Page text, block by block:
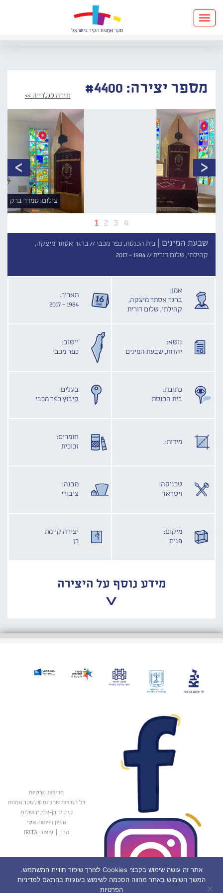
Toggle
navigation
מספר יצירה: #4400 חזרה לגלרייה >>
1 2 3 4
צילום: סמדר ברק
שבעת המינים | בית הכנסת, כפר מכבי //ברגר אסתר מיצקה,
קהילתי, שלום דורית //1984 - 2017
אמן:
ברגר אסתר מיצקה,
קהילתי, שלום דורית
תאריך:
1984 - 2017
נושא:
יהדות, שבעת המינים
יישוב:
כפר מכבי
כתובת:
בית הכנסת
בעלים:
קיבוץ כפר מכבי
מידות:
חומרים:
זכוכית
טכניקה:
ויטראז'
מבנה:
ציבורי
מיקום:
פנים
יצירה קיימת
כן
מידע נוסף על היצירה
מדיניות פרטיות
כל הזכויות שמורות © לסקר אמנות
קיר, יד בן-צבי, ירושלים
אפיון ופיתוח: אטי
הדר
עיצוב: IRITA
אתר זה עושה שימוש בקבצי Cookies לצורך שיפור חוויית המשתמש.
המשך השימוש באתר מהווה הסכמה לשימוש בעוגיות בהתאם למדיניות
הפרטיות